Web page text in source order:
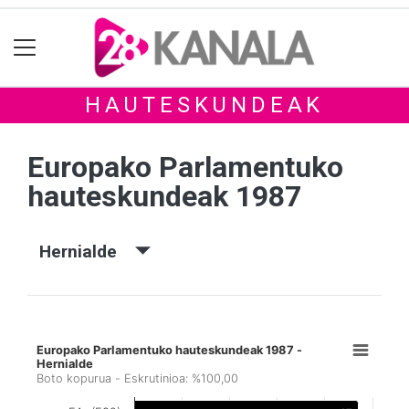
HAUTESKUNDEAK
Europako Parlamentuko
hauteskundeak 1987
Hernialde
Europako Parlamentuko hauteskundeak 1987 -
Hernialde
Boto kopurua - Eskrutinioa: %100,00